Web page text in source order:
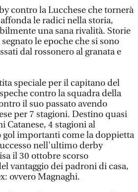
contro la Lucchese che tornerà
le radici nella storia,
una sana rivalità. Storie
le epoche che si sono
dal rossonero al granata e
speciale per il capitano del
contro la squadra della
il suo passato avendo
per 7 stagioni. Destino quasi
Catanese, 4 stagioni al
gol importanti come la doppietta
nell'ultimo derby
il 30 ottobre scorso
vantaggio dei padroni di casa,
ovvero Magnaghi.